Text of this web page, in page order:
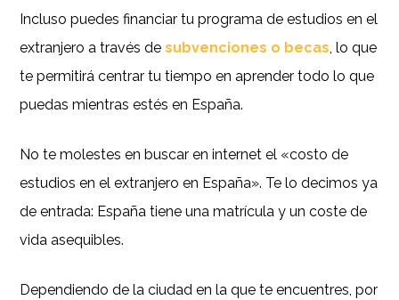
Incluso puedes financiar tu programa de estudios en el
extranjero a través desubvenciones o becas, lo que
te permitirá centrar tu tiempo en aprender todo lo que
puedas mientras estés en España.
No te molestes en buscar en internet el «costo de
estudios en el extranjero en España». Te lo decimos ya
de entrada: España tiene una matrícula y un coste de
vida asequibles.
Dependiendo de la ciudad en la que te encuentres, por